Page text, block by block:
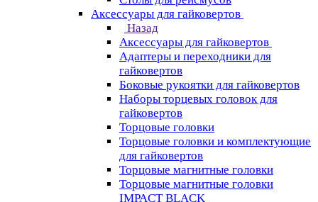
Аксессуары для гайковертов
Назад
Аксессуары для гайковертов
Адаптеры и переходники для
гайковертов
Боковые рукоятки для гайковертов
Наборы торцевых головок для
гайковертов
Торцовые головки
Торцовые головки и комплектующие
для гайковертов
Торцовые магнитные головки
Торцовые магнитные головки
IMPACT BLACK